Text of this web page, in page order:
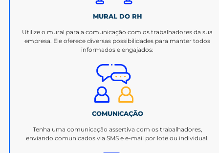
MURAL DO RH
Utilize o mural para a comunicação com os trabalhadores da sua
empresa. Ele oferece diversas possibilidades para manter todos
informados e engajados:
COMUNICAÇÃO
Tenha uma comunicação assertiva com os trabalhadores,
enviando comunicados via SMS e e-mail por lote ou individual.